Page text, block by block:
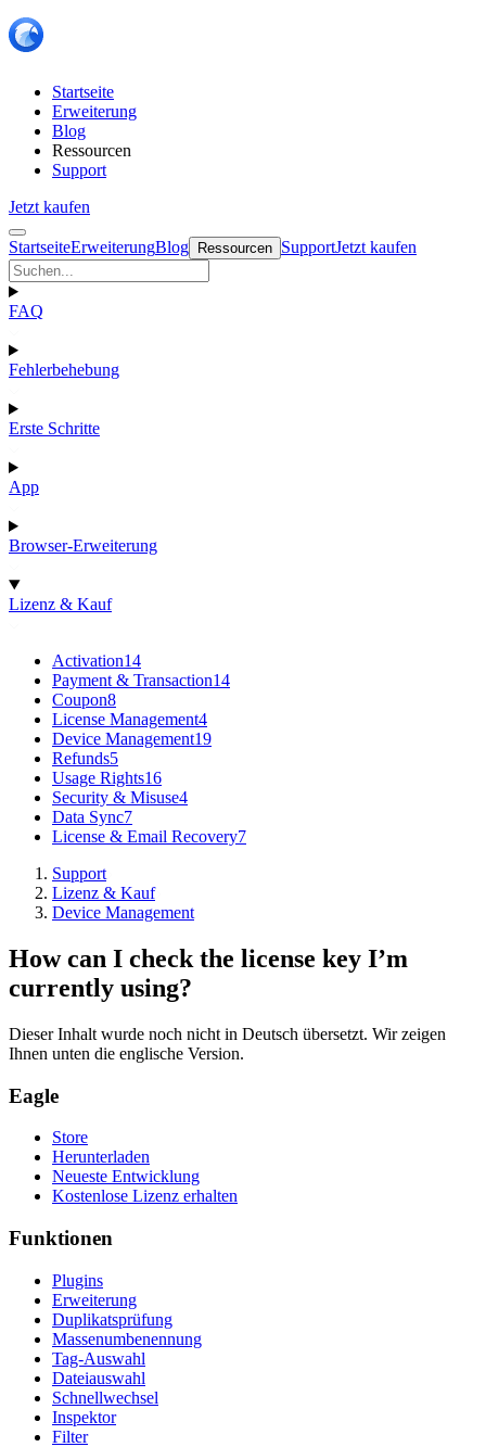
Startseite
Erweiterung
Blog
Ressourcen
Support
Jetzt kaufen
StartseiteErweiterungBlog Ressourcen SupportJetzt kaufen
FAQ
Fehlerbehebung
Erste Schritte
App
Browser-Erweiterung
Lizenz & Kauf
Activation14
Payment & Transaction14
Coupon8
License Management4
Device Management19
Refunds5
Usage Rights16
Security & Misuse4
Data Sync7
License & Email Recovery7
Support
Lizenz & Kauf
Device Management
How can I check the license key I’m
currently using?
Dieser Inhalt wurde noch nicht in Deutsch übersetzt. Wir zeigen
Ihnen unten die englische Version.
Eagle
Store
Herunterladen
Neueste Entwicklung
Kostenlose Lizenz erhalten
Funktionen
Plugins
Erweiterung
Duplikatsprüfung
Massenumbenennung
Tag-Auswahl
Dateiauswahl
Schnellwechsel
Inspektor
Filter